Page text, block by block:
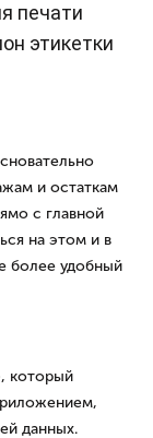
печати
этикетки
и остаткам
с главной
на этом и в
более удобный
который
данных.